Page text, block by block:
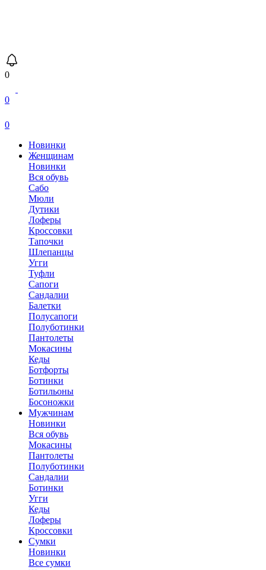
0
0
0
Новинки
Женщинам
Новинки
Вся обувь
Сабо
Мюли
Дутики
Лоферы
Кроссовки
Тапочки
Шлепанцы
Угги
Туфли
Сапоги
Сандалии
Балетки
Полусапоги
Полуботинки
Пантолеты
Мокасины
Кеды
Ботфорты
Ботинки
Ботильоны
Босоножки
Мужчинам
Новинки
Вся обувь
Мокасины
Пантолеты
Полуботинки
Сандалии
Ботинки
Угги
Кеды
Лоферы
Кроссовки
Сумки
Новинки
Все сумки